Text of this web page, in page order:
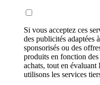
Si vous acceptez ces
des publicités adaptées
sponsorisés ou des
produits en fonction
achats, tout en
utilisons les services